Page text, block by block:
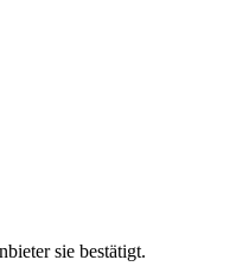
sie bestätigt.